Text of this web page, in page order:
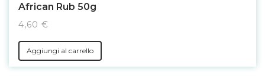
African Rub 50g
4,60 €
Aggiungi al carrello